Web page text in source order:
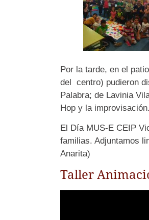
Por la tarde, en el
del centro) pudieron
Palabra; de Lavinia
Hop y la improvisación.
El Día MUS-E CEIP
familias. Adjuntamos
Anarita)
Taller